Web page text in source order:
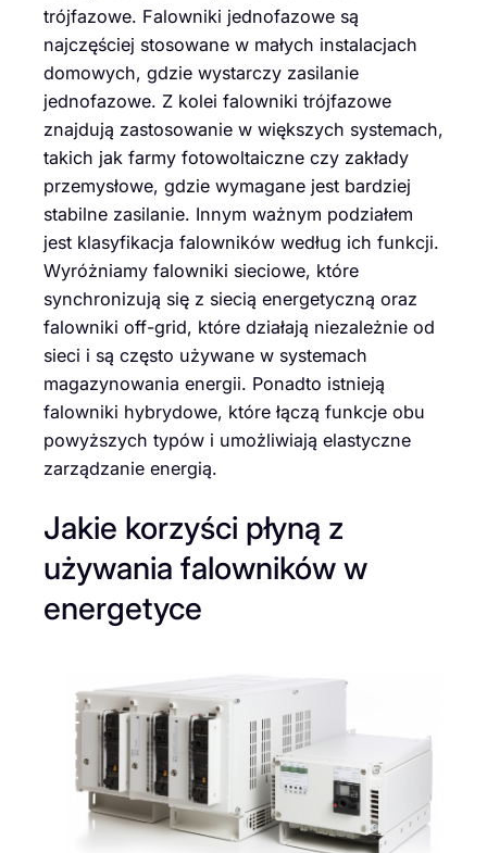
trójfazowe. Falowniki jednofazowe są
najczęściej stosowane w małych instalacjach
domowych, gdzie wystarczy zasilanie
jednofazowe. Z kolei falowniki trójfazowe
znajdują zastosowanie w większych systemach,
takich jak farmy fotowoltaiczne czy zakłady
przemysłowe, gdzie wymagane jest bardziej
stabilne zasilanie. Innym ważnym podziałem
jest klasyfikacja falowników według ich funkcji.
Wyróżniamy falowniki sieciowe, które
synchronizują się z siecią energetyczną oraz
falowniki off-grid, które działają niezależnie od
sieci i są często używane w systemach
magazynowania energii. Ponadto istnieją
falowniki hybrydowe, które łączą funkcje obu
powyższych typów i umożliwiają elastyczne
zarządzanie energią.
Jakie korzyści płyną z
używania falowników w
energetyce